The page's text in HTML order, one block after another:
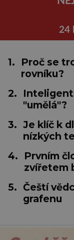
24
1.
Proč se
rovníku?
2.
"umělá"?
3. Je klíč k
nízkých
4.
Prvním
zvířetem
5. Čeští
grafenu